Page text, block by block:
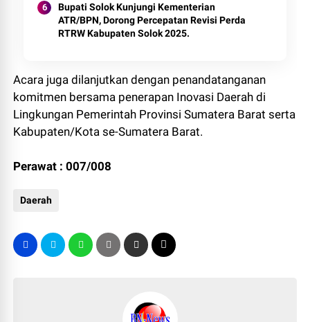
Bupati Solok Kunjungi Kementerian
ATR/BPN, Dorong Percepatan Revisi Perda
RTRW Kabupaten Solok 2025.
Acara juga dilanjutkan dengan penandatanganan
komitmen bersama penerapan Inovasi Daerah di
Lingkungan Pemerintah Provinsi Sumatera Barat serta
Kabupaten/Kota se-Sumatera Barat.
Perawat : 007/008
Daerah